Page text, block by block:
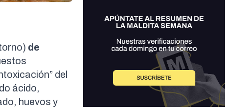
de
del
ácido,
huevos y